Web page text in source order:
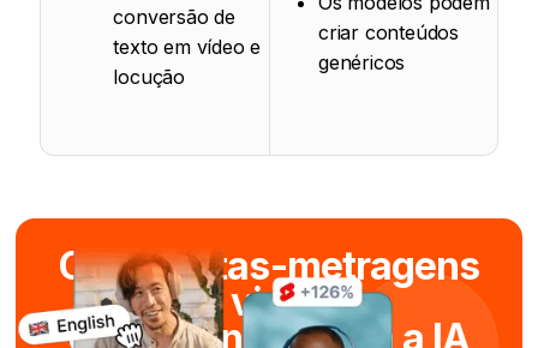
conversão de
texto em vídeo e
locução
criar conteúdos
genéricos
Criar curtas-metragens
viral
em segundos com a IA